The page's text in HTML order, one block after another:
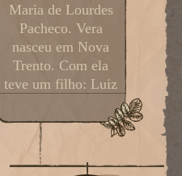
Maria de Lourdes
Pacheco. Vera
nasceu em Nova
Trento. Com ela
teve um filho: Luiz